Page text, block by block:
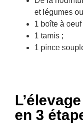
et légumes
1 boîte à oeuf
1 tamis ;
1 pince
en 3